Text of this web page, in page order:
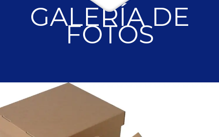
GALERÍA DE
FOTOS